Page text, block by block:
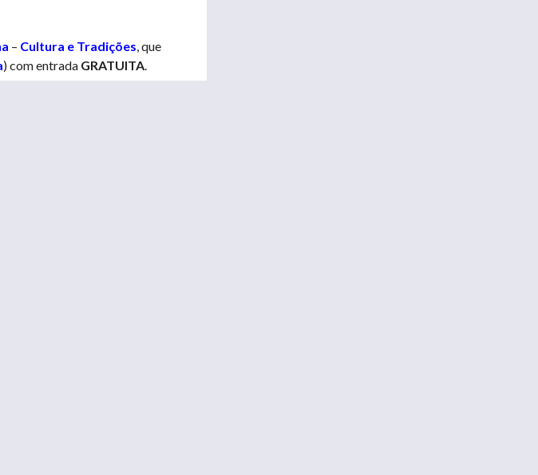
– Cultura e Tradições, que
) com entrada GRATUITA.